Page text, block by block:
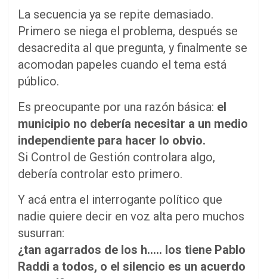
La secuencia ya se repite demasiado.
Primero se niega el problema, después se
desacredita al que pregunta, y finalmente se
acomodan papeles cuando el tema está
público.
Es preocupante por una razón básica: el
municipio no debería necesitar a un medio
independiente para hacer lo obvio.
Si Control de Gestión controlara algo,
debería controlar esto primero.
Y acá entra el interrogante político que
nadie quiere decir en voz alta pero muchos
susurran:
¿tan agarrados de los h….. los tiene Pablo
Raddi a todos, o el silencio es un acuerdo